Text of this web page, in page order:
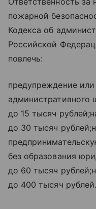
пожарной
Кодекса об
Российской
повлечь:
предупреждение
до 15 тысяч
до 30 тысяч
без образования
до 60 тысяч
до 400 тысяч рублей.